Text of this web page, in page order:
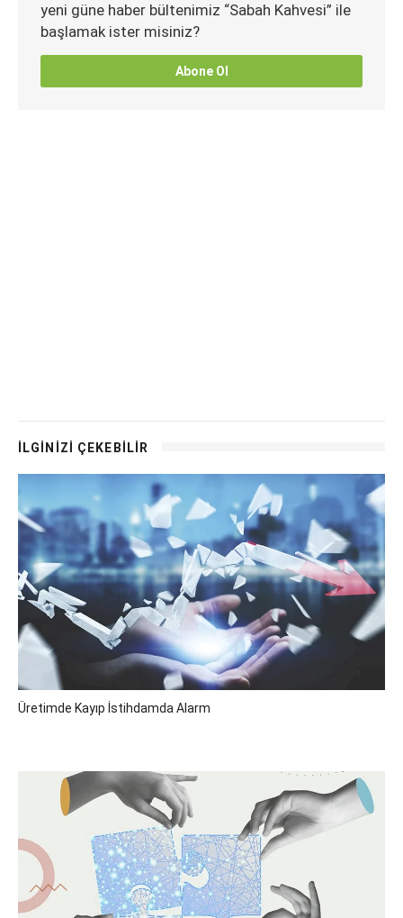
yeni güne haber bültenimiz “Sabah Kahvesi” ile
başlamak ister misiniz?
Abone Ol
İLGİNİZİ ÇEKEBİLİR
Üretimde Kayıp İstihdamda Alarm